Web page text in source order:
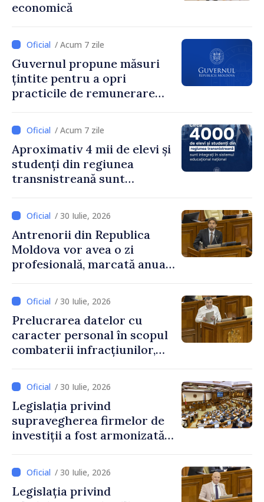
pentru că au pus pe primul
dezvoltar
economică
/ Acum 7 zile
Guvernul propune măsuri
țintite pentru a opri
practicile de remunerare
/ Acum 7 zile
Aproximativ 4 mii de elevi și
studenți din regiunea
transnistreană sunt
educațional național
/ 30 Iulie, 2026
Antrenorii din Republica
Moldova vor avea o zi
profesională, marcată anual
/ 30 Iulie, 2026
Prelucrarea datelor cu
caracter personal în scopul
combaterii infracțiunilor,
/ 30 Iulie, 2026
Legislația privind
supravegherea firmelor de
investiții a fost armonizată
/ 30 Iulie, 2026
Legislația privind